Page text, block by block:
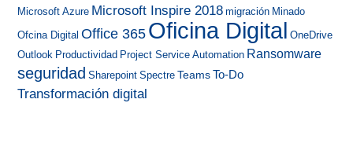
Microsoft Azure Microsoft Inspire 2018 migración Minado
Ofcina Digital Office 365 Oficina Digital OneDrive
Outlook Productividad Project Service Automation Ransomware
seguridad Sharepoint Spectre Teams To-Do
Transformación digital